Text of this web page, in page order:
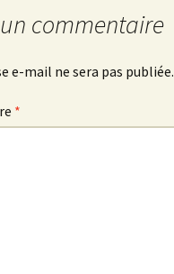
commentaire
e-mail ne sera pas publiée.
*